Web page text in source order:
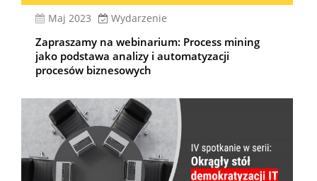
Maj 2023 Wydarzenie
Zapraszamy na webinarium: Process mining
jako podstawa analizy i automatyzacji
procesów biznesowych